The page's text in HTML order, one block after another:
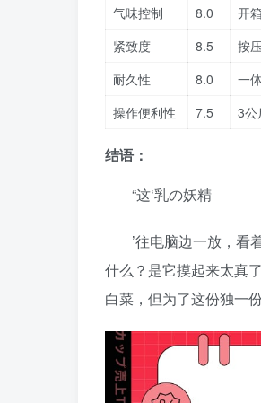
气味控制
8.0
开
紧致度
8.5
按
耐久性
8.0
一
操作便利性
7.5 3公
结语：
“这‘乳の妖精
’往电脑边一放，看
什么？是它摸起来太真
白菜，但为了这份独一